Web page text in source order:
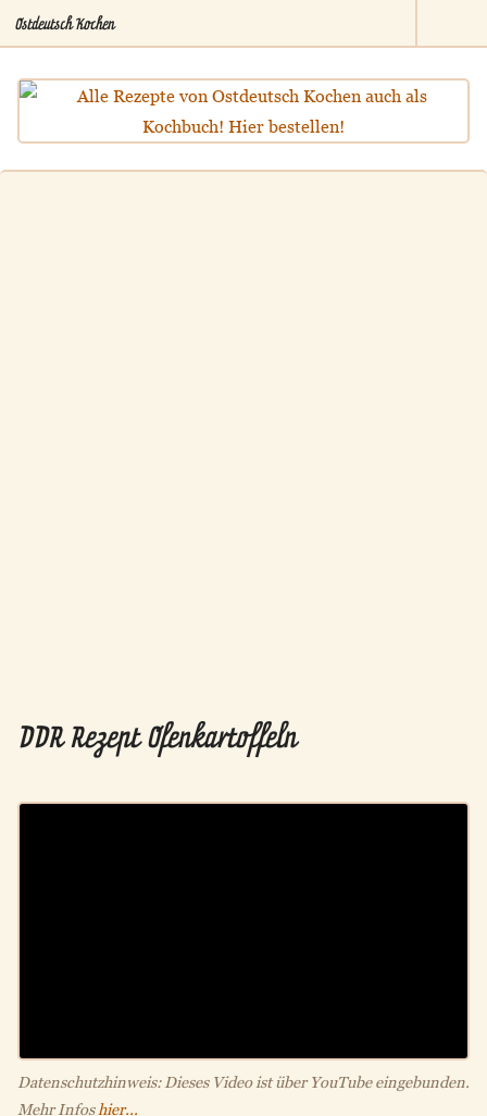
Ostdeutsch Kochen
DDR Rezept Ofenkartoffeln
Datenschutzhinweis: Dieses Video ist über YouTube eingebunden.
Mehr Infoshier...